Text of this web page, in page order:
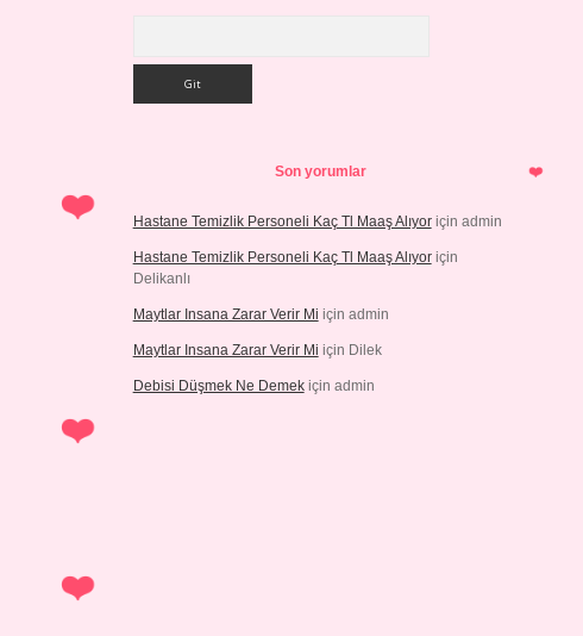
Son yorumlar
Hastane Temizlik Personeli Kaç Tl Maaş Alıyoriçin admin
Hastane Temizlik Personeli Kaç Tl Maaş Alıyoriçin
Delikanlı
Maytlar Insana Zarar Verir Mi için admin
Maytlar Insana Zarar Verir Mi için Dilek
Debisi Düşmek Ne Demekiçin admin